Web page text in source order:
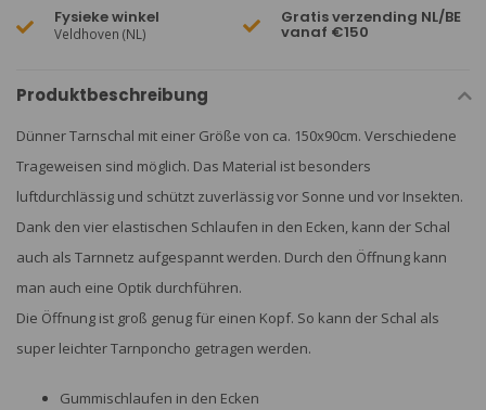
Fysieke winkel
Veldhoven (NL)
Gratis verzending NL/BE
vanaf €150
Produktbeschreibung
Dünner Tarnschal mit einer Größe von ca. 150x90cm. Verschiedene
Trageweisen sind möglich. Das Material ist besonders
luftdurchlässig und schützt zuverlässig vor Sonne und vor Insekten.
Dank den vier elastischen Schlaufen in den Ecken, kann der Schal
auch als Tarnnetz aufgespannt werden. Durch den Öffnung kann
man auch eine Optik durchführen.
Die Öffnung ist groß genug für einen Kopf. So kann der Schal als
super leichter Tarnponcho getragen werden.
Gummischlaufen in den Ecken